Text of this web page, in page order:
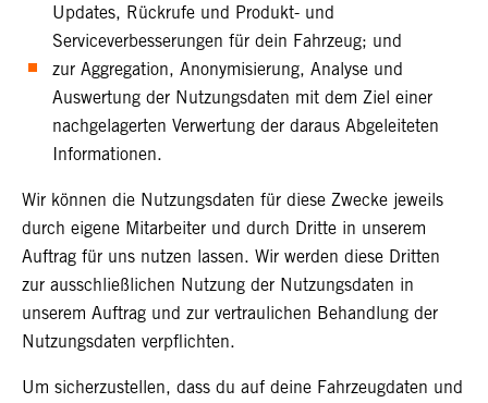
Updates, Rückrufe und Produkt- und
Serviceverbesserungen für dein Fahrzeug; und
zur Aggregation, Anonymisierung, Analyse und
Auswertung der Nutzungsdaten mit dem Ziel einer
nachgelagerten Verwertung der daraus Abgeleiteten
Informationen.
Wir können die Nutzungsdaten für diese Zwecke jeweils
durch eigene Mitarbeiter und durch Dritte in unserem
Auftrag für uns nutzen lassen. Wir werden diese Dritten
zur ausschließlichen Nutzung der Nutzungsdaten in
unserem Auftrag und zur vertraulichen Behandlung der
Nutzungsdaten verpflichten.
Um sicherzustellen, dass du auf deine Fahrzeugdaten und